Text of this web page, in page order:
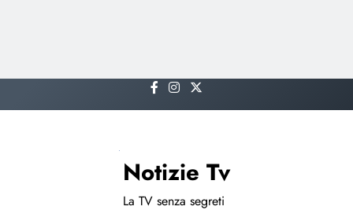
to
Notizie Tv
La TV senza segreti